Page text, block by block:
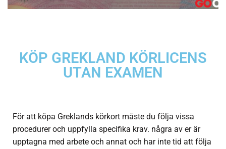
KÖP GREKLAND KÖRLICENS
UTAN EXAMEN
För att köpa Greklands körkort måste du följa vissa
procedurer och uppfylla specifika krav. några av er är
upptagna med arbete och annat och har inte tid att följa